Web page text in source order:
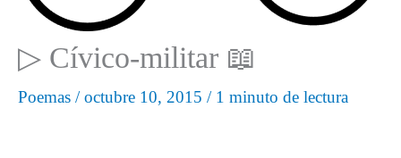
▷ Cívico-militar 📖
Poemas /octubre 10, 2015 / 1 minuto de lectura